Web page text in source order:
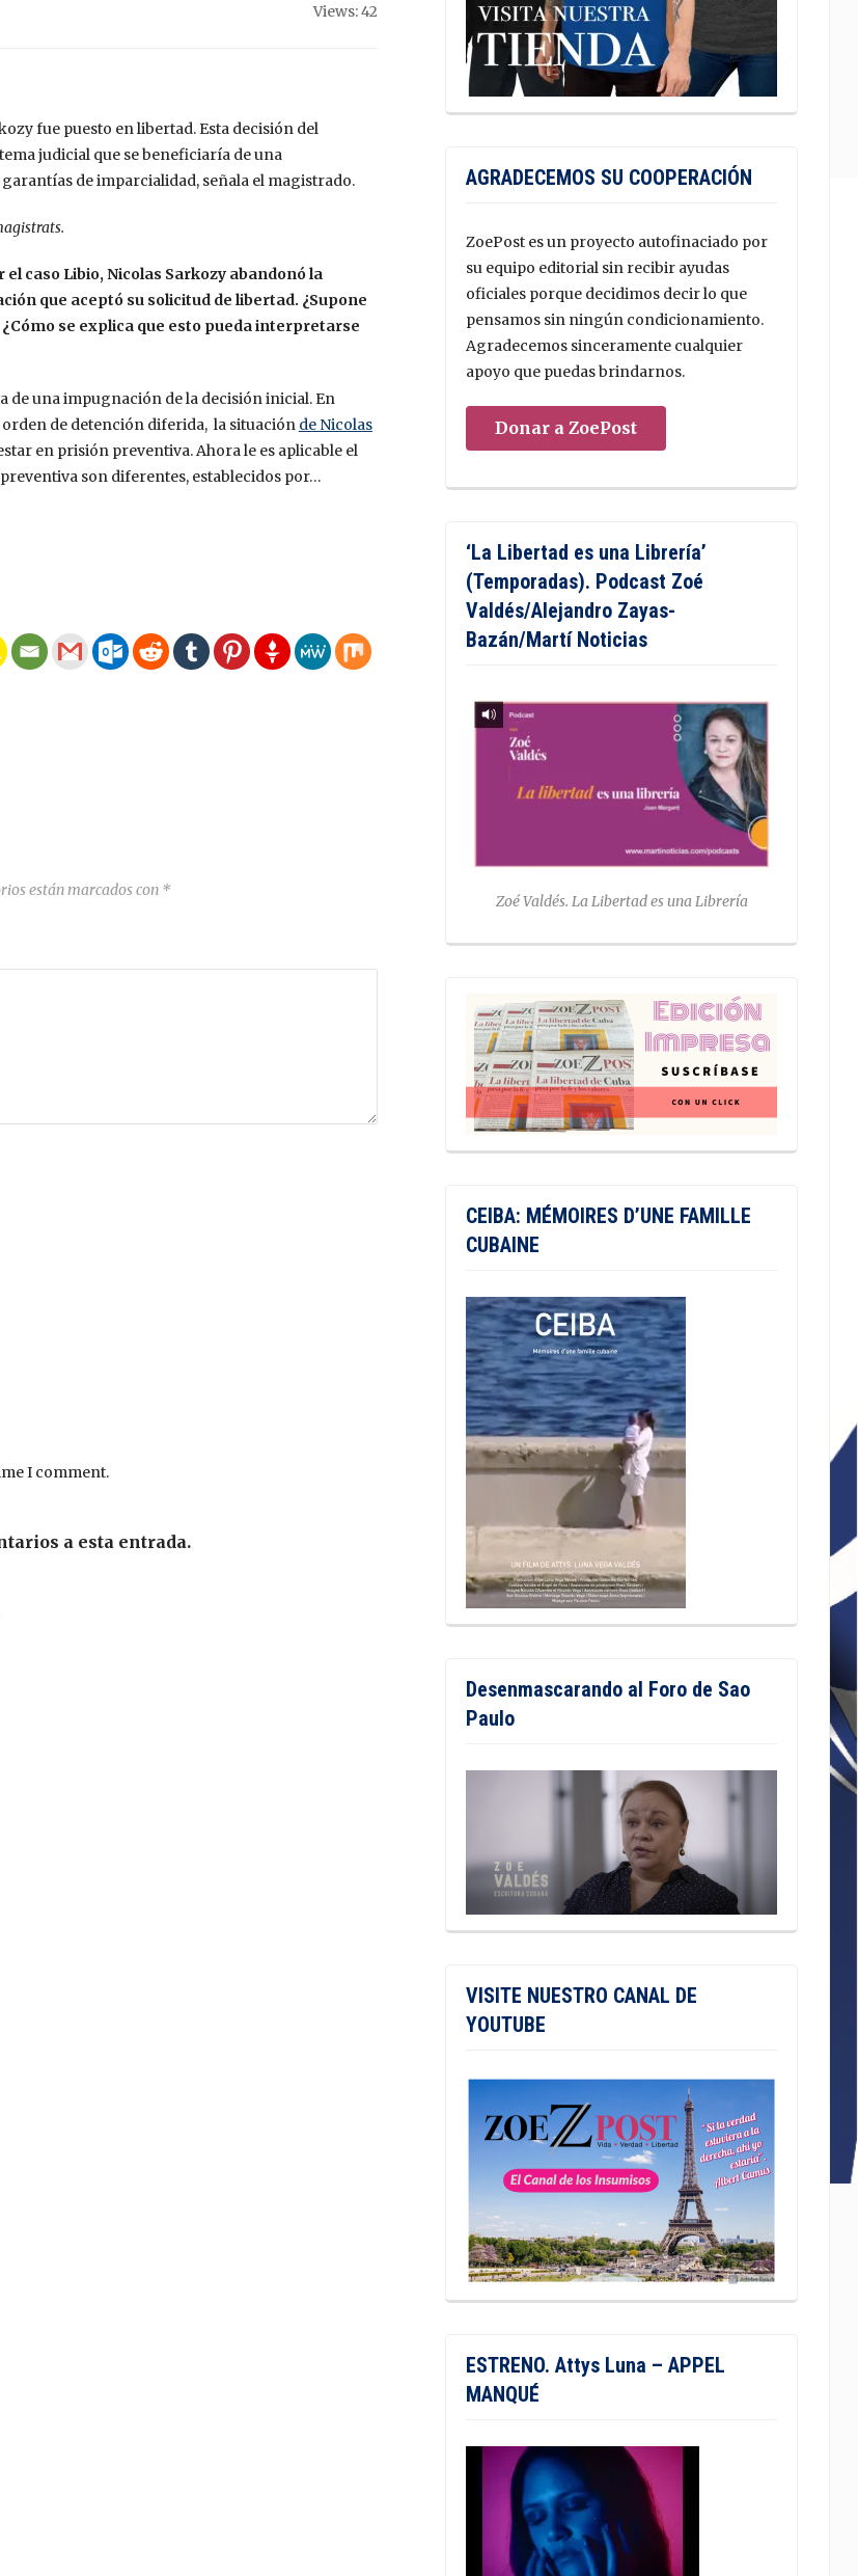
Views: 42
fue puesto en libertad. Esta decisión del
judicial que se beneficiaría de una
de imparcialidad, señala el magistrado.
caso Libio, Nicolas Sarkozy abandonó la
que aceptó su solicitud de libertad. ¿Supone
se explica que esto pueda interpretarse
de una impugnación de la decisión inicial. En
de detención diferida, la situación de Nicolas
en prisión preventiva. Ahora le es aplicable el
son diferentes, establecidos por…
están marcados con *
I comment.
a esta entrada.
AGRADECEMOS SU COOPERACIÓN
ZoePost es un proyecto autofinaciado por
su equipo editorial sin recibir ayudas
oficiales porque decidimos decir lo que
pensamos sin ningún condicionamiento.
Agradecemos sinceramente cualquier
apoyo que puedas brindarnos.
Donar a ZoePost
‘La Libertad es una Librería’
(Temporadas). Podcast Zoé
Valdés/Alejandro Zayas-
Bazán/Martí Noticias
Zoé Valdés. La Libertad es una Librería
CEIBA: MÉMOIRES D’UNE FAMILLE
CUBAINE
Desenmascarando al Foro de Sao
Paulo
VISITE NUESTRO CANAL DE
YOUTUBE
ESTRENO. Attys Luna – APPEL
MANQUÉ